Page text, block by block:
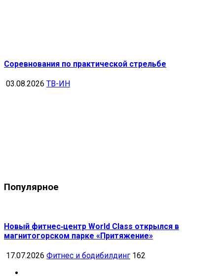
Соревнования по практической стрельбе
03.08.2026 ТВ-ИН
Популярное
Новый фитнес‑центр World Class открылся в
магнитогорском парке «Притяжение»
17.07.2026 Фитнес и бодибилдинг 162